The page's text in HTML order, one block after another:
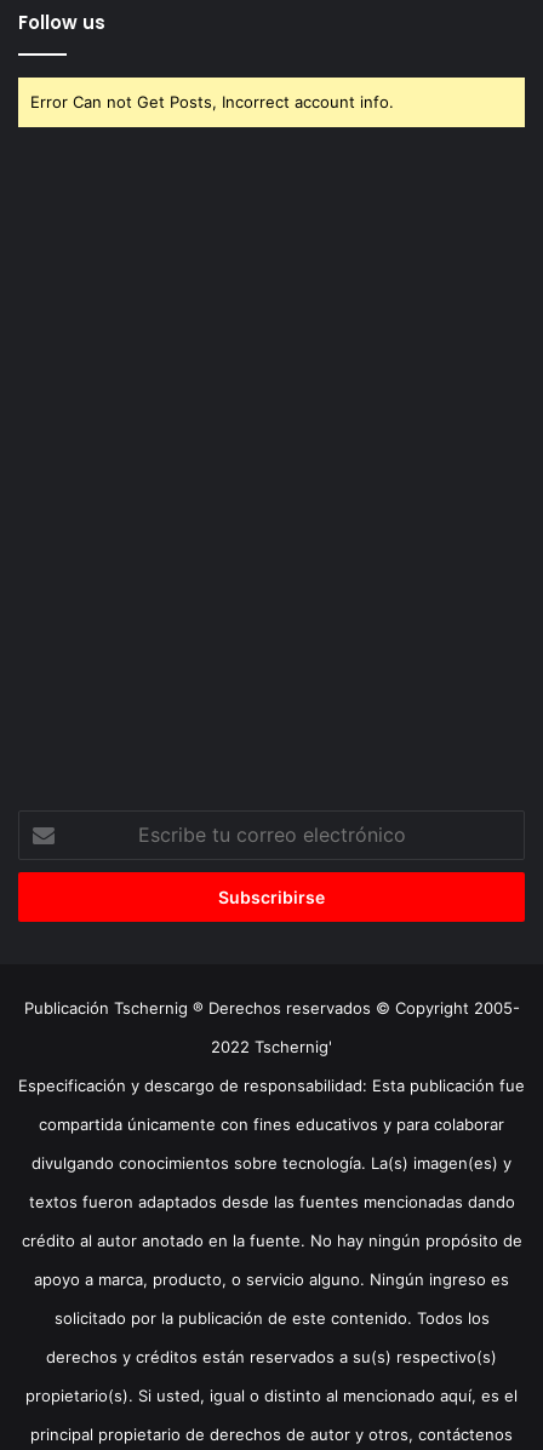
Follow us
Error Can not Get Posts, Incorrect account info.
correo
Publicación Tschernig ® Derechos reservados © Copyright 2005-
2022 Tschernig'
Especificación y descargo de responsabilidad: Esta publicación fue
compartida únicamente con fines educativos y para colaborar
divulgando conocimientos sobre tecnología. La(s) imagen(es) y
textos fueron adaptados desde las fuentes mencionadas dando
crédito al autor anotado en la fuente. No hay ningún propósito de
apoyo a marca, producto, o servicio alguno. Ningún ingreso es
solicitado por la publicación de este contenido. Todos los
derechos y créditos están reservados a su(s) respectivo(s)
propietario(s). Si usted, igual o distinto al mencionado aquí, es el
principal propietario de derechos de autor y otros, contáctenos